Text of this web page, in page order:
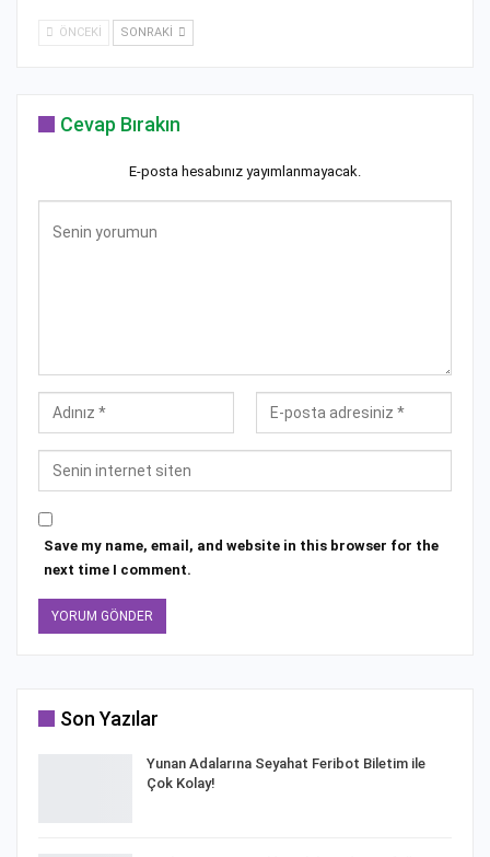
ÖNCEKI SONRAKI
Cevap Bırakın
E-posta hesabınız yayımlanmayacak.
Save my name, email, and website in this browser for the
next time I comment.
Son Yazılar
Yunan Adalarına Seyahat Feribot Biletim ile
Çok Kolay!